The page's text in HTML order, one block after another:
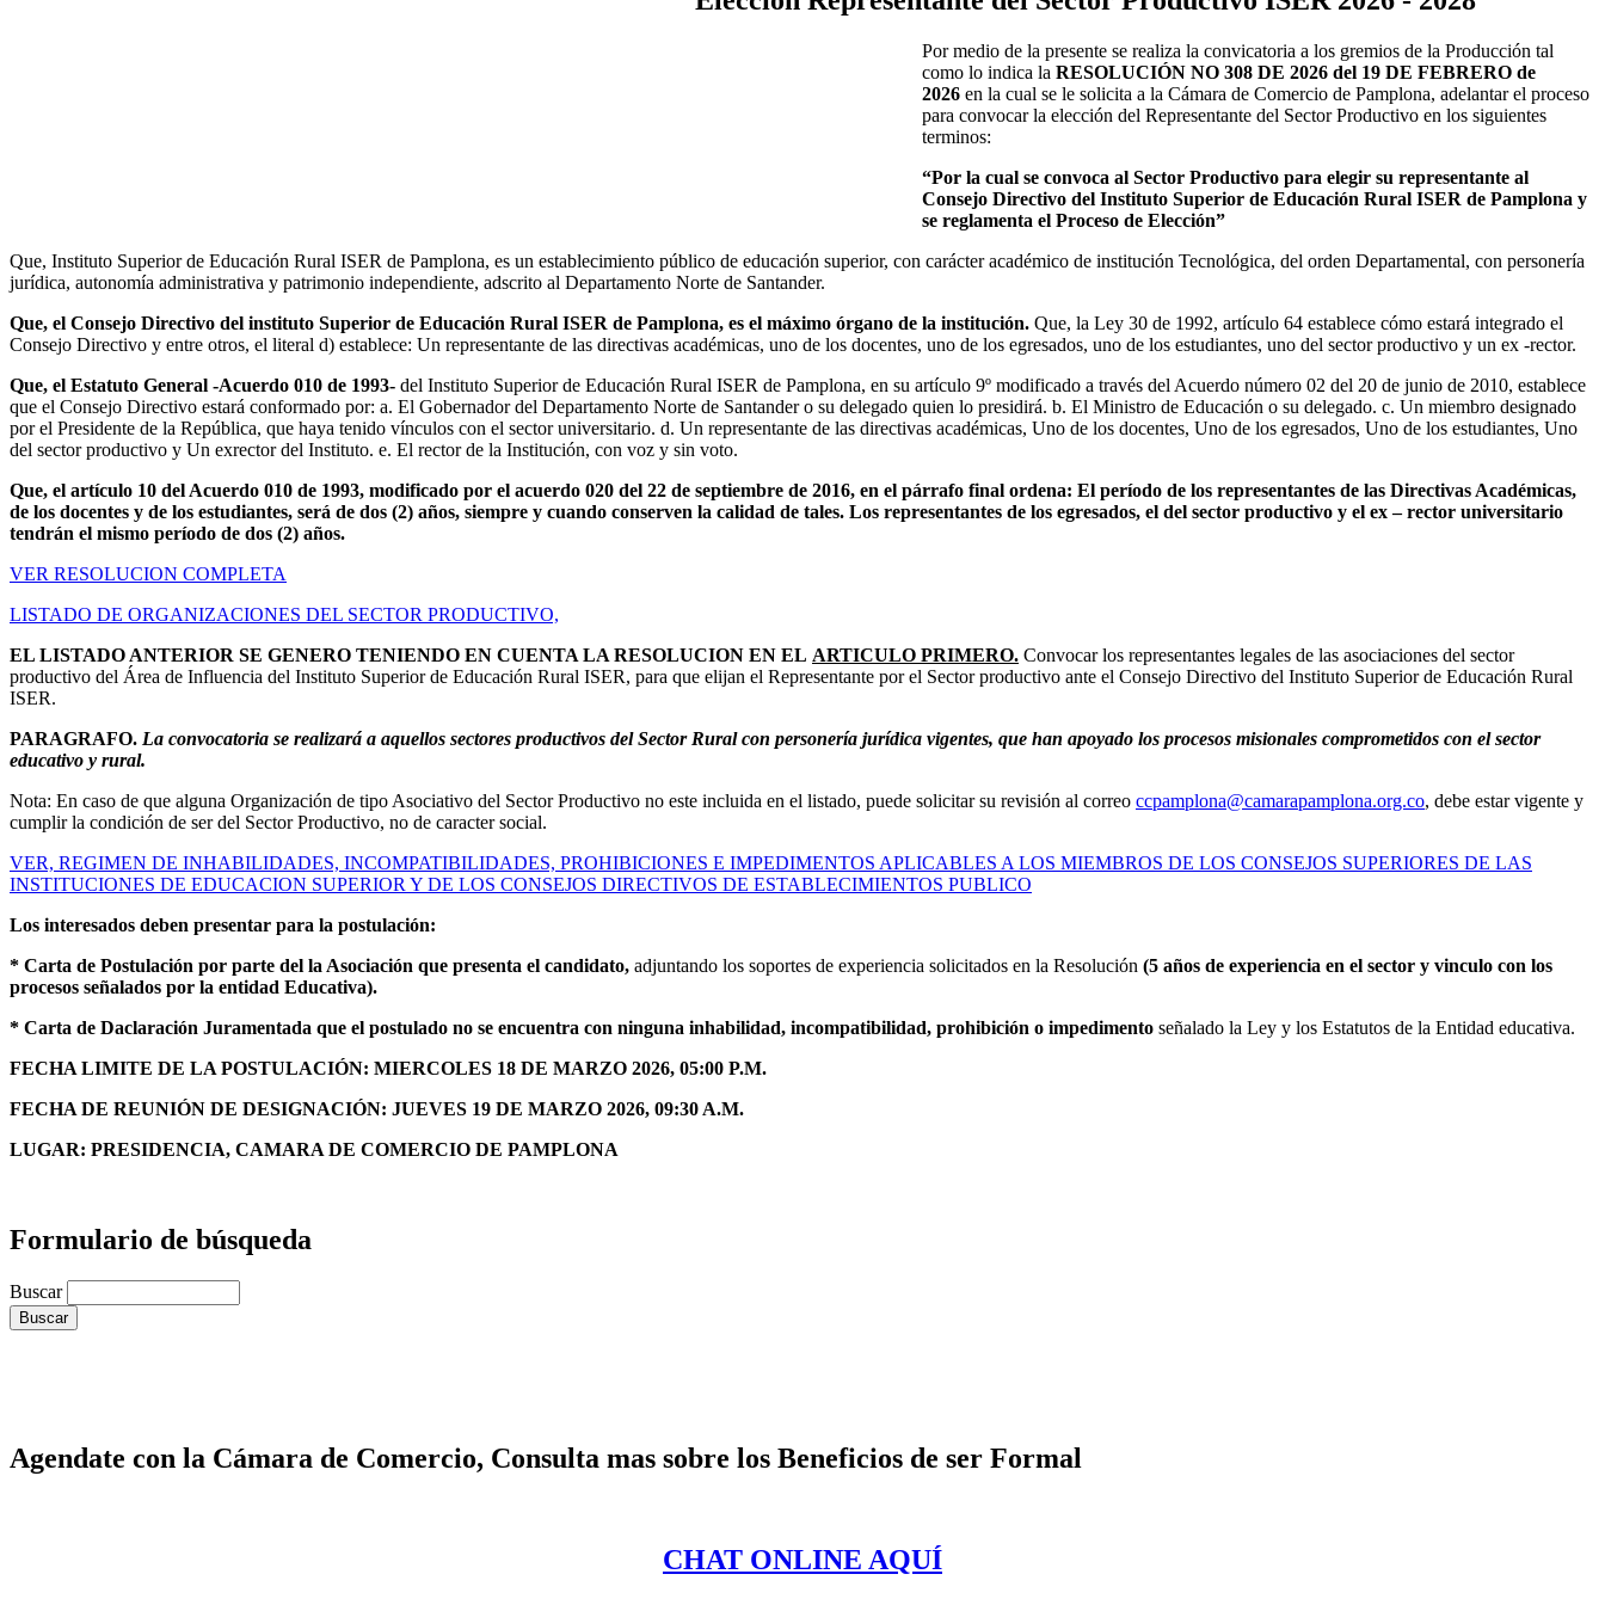
Por medio de la presente se realiza la convicatoria a los gremios de la Producción tal
como lo indica la RESOLUCIÓN NO 308 DE 2026 del 19 DE FEBRERO de
2026 en la cual se le solicita a la Cámara de Comercio de Pamplona, adelantar el proceso
para convocar la elección del Representante del Sector Productivo en los siguientes
terminos:
“Por la cual se convoca al Sector Productivo para elegir su representante al
Consejo Directivo del Instituto Superior de Educación Rural ISER de Pamplona y
se reglamenta el Proceso de Elección”
Que, Instituto Superior de Educación Rural ISER de Pamplona, es un establecimiento público de educación superior, con carácter académico de institución Tecnológica, del orden Departamental, con personería
jurídica, autonomía administrativa y patrimonio independiente, adscrito al Departamento Norte de Santander.
Que, el Consejo Directivo del instituto Superior de Educación Rural ISER de Pamplona, es el máximo órgano de la institución. Que, la Ley 30 de 1992, artículo 64 establece cómo estará integrado el
Consejo Directivo y entre otros, el literal d) establece: Un representante de las directivas académicas, uno de los docentes, uno de los egresados, uno de los estudiantes, uno del sector productivo y un ex -rector.
Que, el Estatuto General -Acuerdo 010 de 1993- del Instituto Superior de Educación Rural ISER de Pamplona, en su artículo 9º modificado a través del Acuerdo número 02 del 20 de junio de 2010, establece
que el Consejo Directivo estará conformado por: a. El Gobernador del Departamento Norte de Santander o su delegado quien lo presidirá. b. El Ministro de Educación o su delegado. c. Un miembro designado
por el Presidente de la República, que haya tenido vínculos con el sector universitario. d. Un representante de las directivas académicas, Uno de los docentes, Uno de los egresados, Uno de los estudiantes, Uno
del sector productivo y Un exrector del Instituto. e. El rector de la Institución, con voz y sin voto.
Que, el artículo 10 del Acuerdo 010 de 1993, modificado por el acuerdo 020 del 22 de septiembre de 2016, en el párrafo final ordena: El período de los representantes de las Directivas Académicas,
de los docentes y de los estudiantes, será de dos (2) años, siempre y cuando conserven la calidad de tales. Los representantes de los egresados, el del sector productivo y el ex – rector universitario
tendrán el mismo período de dos (2) años.
VER RESOLUCION COMPLETA
LISTADO DE ORGANIZACIONES DEL SECTOR PRODUCTIVO,
EL LISTADO ANTERIOR SE GENERO TENIENDO EN CUENTA LA RESOLUCION EN EL ARTICULO PRIMERO. Convocar los representantes legales de las asociaciones del sector
productivo del Área de Influencia del Instituto Superior de Educación Rural ISER, para que elijan el Representante por el Sector productivo ante el Consejo Directivo del Instituto Superior de Educación Rural
ISER.
PARAGRAFO. La convocatoria se realizará a aquellos sectores productivos del Sector Rural con personería jurídica vigentes, que han apoyado los procesos misionales comprometidos con el sector
educativo y rural.
Nota: En caso de que alguna Organización de tipo Asociativo del Sector Productivo no este incluida en el listado, puede solicitar su revisión al correo ccpamplona@camarapamplona.org.co, debe estar vigente y
cumplir la condición de ser del Sector Productivo, no de caracter social.
VER, REGIMEN DE INHABILIDADES, INCOMPATIBILIDADES, PROHIBICIONES E IMPEDIMENTOS APLICABLES A LOS MIEMBROS DE LOS CONSEJOS SUPERIORES DE LAS
INSTITUCIONES DE EDUCACION SUPERIOR Y DE LOS CONSEJOS DIRECTIVOS DE ESTABLECIMIENTOS PUBLICO
Los interesados deben presentar para la postulación:
* Carta de Postulación por parte del la Asociación que presenta el candidato, adjuntando los soportes de experiencia solicitados en la Resolución (5 años de experiencia en el sector y vinculo con los
procesos señalados por la entidad Educativa).
* Carta de Daclaración Juramentada que el postulado no se encuentra con ninguna inhabilidad, incompatibilidad, prohibición o impedimento señalado la Ley y los Estatutos de la Entidad educativa.
FECHA LIMITE DE LA POSTULACIÓN: MIERCOLES 18 DE MARZO 2026, 05:00 P.M.
FECHA DE REUNIÓN DE DESIGNACIÓN: JUEVES 19 DE MARZO 2026, 09:30 A.M.
LUGAR: PRESIDENCIA, CAMARA DE COMERCIO DE PAMPLONA
Formulario de búsqueda
Buscar
Agendate con la Cámara de Comercio, Consulta mas sobre los Beneficios de ser Formal
CHAT ONLINE AQUÍ